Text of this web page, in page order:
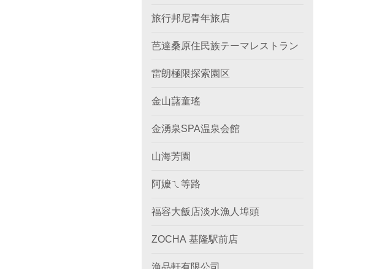
旅行邦尼青年旅店
芭達桑原住民族テーマレストラン
雷朗極限探索園区
金山藷童瑤
金湧泉SPA温泉会館
山海芳園
阿嬤ㄟ等路
福容大飯店淡水漁人埠頭
ZOCHA 基隆駅前店
漁品軒有限公司